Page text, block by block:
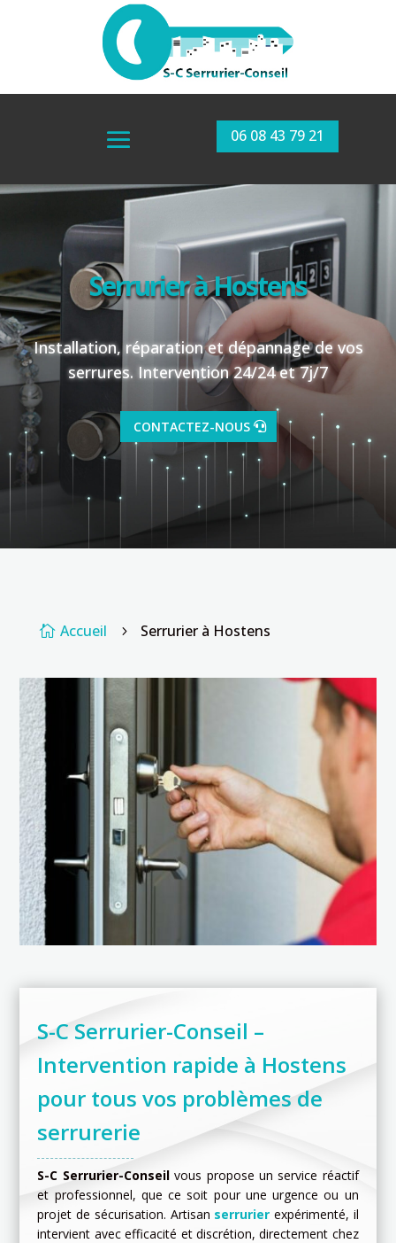
06 08 43 79 21
Serrurier à Hostens
Installation, réparation et dépannage de vos
serrures. Intervention 24/24 et 7j/7
CONTACTEZ-NOUS
 Accueil 5 Serrurier à Hostens
S-C Serrurier-Conseil –
Intervention rapide à Hostens
pour tous vos problèmes de
serrurerie
S-C Serrurier-Conseilvous propose un service réactif
et professionnel, que ce soit pour une urgence ou un
projet de sécurisation. Artisan serrurier expérimenté, il
intervient avec efficacité et discrétion, directement chez